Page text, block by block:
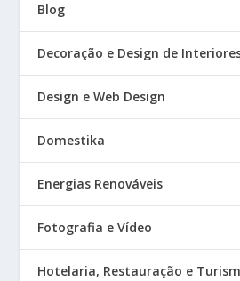
Blog
Decoração e Design de
Design e Web Design
Domestika
Energias Renováveis
Fotografia e Vídeo
Hotelaria, Restauração e